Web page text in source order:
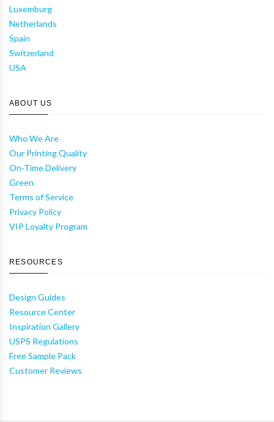
Luxemburg
Netherlands
Spain
Switzerland
USA
ABOUT US
Who We Are
Our Printing Quality
On-Time Delivery
Green
Terms of Service
Privacy Policy
VIP Loyalty Program
RESOURCES
Design Guides
Resource Center
Inspiration Gallery
USPS Regulations
Free Sample Pack
Customer Reviews